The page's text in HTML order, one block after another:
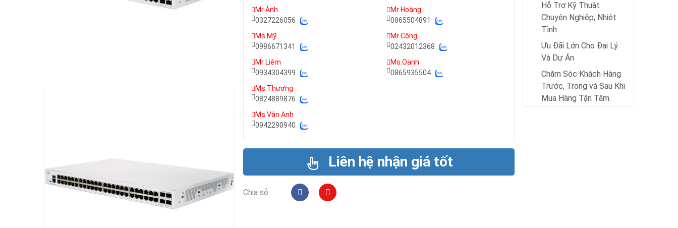
Mr Ánh
0327226056
Ms Mỹ
0986671341
Mr Liêm
0934304399
Ms.Thương
0824889876
Ms.Vân Anh
0942290940
Mr Hoàng
0865504891
Mr Công
02432012368
Ms.Oanh
0865935504
Liên hệ nhận giá tốt
Chia sẻ:
Hỗ Trợ Kỹ Thuật
Chuyên Nghiệp, Nhiệt
Tình
Ưu Đãi Lớn Cho Đại Lý
Và Dự Án
Chăm Sóc Khách Hàng
Trước, Trong và Sau Khi
Mua Hàng Tận Tâm.